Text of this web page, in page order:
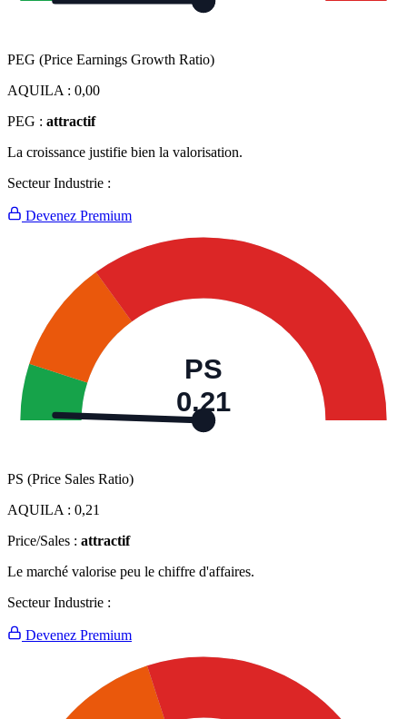
PEG (Price Earnings Growth Ratio)
AQUILA : 0,00
PEG : attractif
La croissance justifie bien la valorisation.
Secteur Industrie :
Devenez Premium
PS
0,21
PS (Price Sales Ratio)
AQUILA : 0,21
Price/Sales : attractif
Le marché valorise peu le chiffre d'affaires.
Secteur Industrie :
Devenez Premium